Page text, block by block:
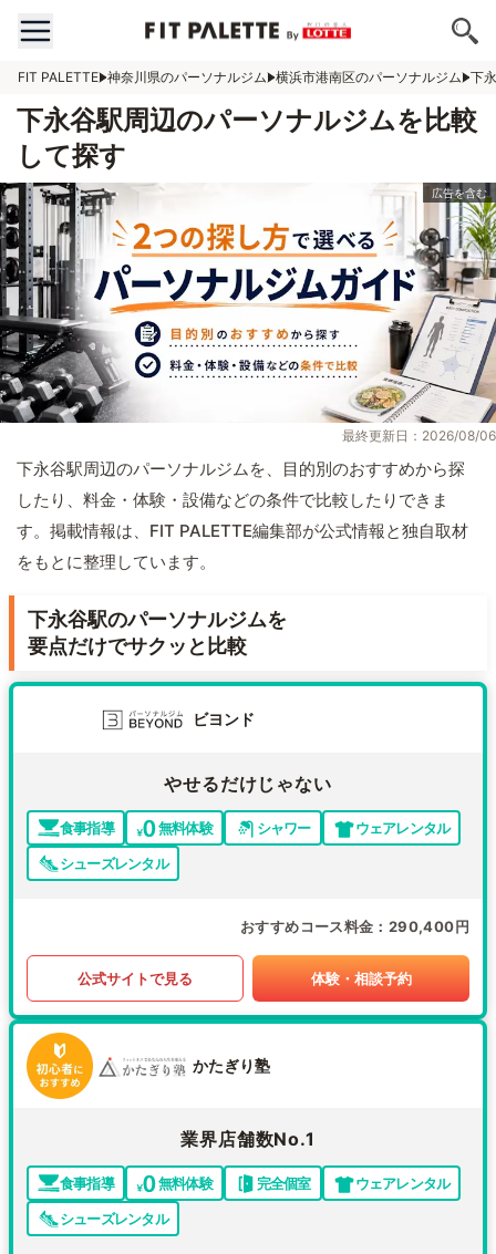
FIT PALETTE 神奈川県のパーソナルジム 横浜市港南区のパーソナルジム 下
下永谷駅周辺のパーソナルジムを比較
して探す
最終更新日：2026/08/06
下永谷駅周辺のパーソナルジムを、目的別のおすすめから探
したり、料金・体験・設備などの条件で比較したりできま
す。掲載情報は、FIT PALETTE編集部が公式情報と独自取材
をもとに整理しています。
下永谷駅のパーソナルジムを
要点だけでサクッと比較
ビヨンド
やせるだけじゃない
食事指導 無料体験 シャワー
ウェアレンタル
シューズレンタル
おすすめコース料金 290,400円
公式サイトで見る 体験・相談予約
かたぎり塾
業界店舗数No.1
食事指導 無料体験 完全個室
ウェアレンタル
シューズレンタル